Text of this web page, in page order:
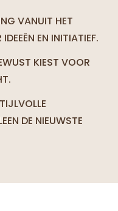
VANUIT HET
EN INITIATIEF.
KIEST VOOR
DE NIEUWSTE